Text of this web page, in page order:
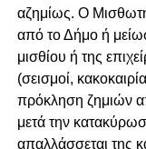
αζημίως. Ο
από το Δήμο ή
μισθίου ή της
(σεισμοί,
πρόκληση ζημιών
μετά την
απαλλάσσεται της